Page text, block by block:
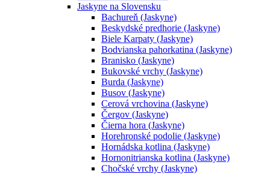
Jaskyne na Slovensku
Bachureň (Jaskyne)
Beskydské predhorie (Jaskyne)
Biele Karpaty (Jaskyne)
Bodvianska pahorkatina (Jaskyne)
Branisko (Jaskyne)
Bukovské vrchy (Jaskyne)
Burda (Jaskyne)
Busov (Jaskyne)
Cerová vrchovina (Jaskyne)
Čergov (Jaskyne)
Čierna hora (Jaskyne)
Horehronské podolie (Jaskyne)
Hornádska kotlina (Jaskyne)
Hornonitrianska kotlina (Jaskyne)
Chočské vrchy (Jaskyne)